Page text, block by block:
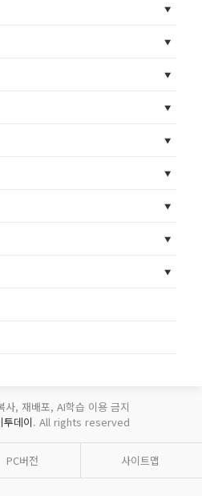
사, 재배포, AI학습 이용 금지
투데이. All rights reserved
PC버전 사이트맵